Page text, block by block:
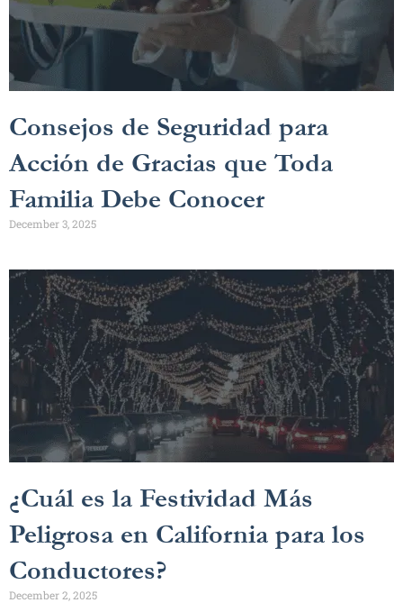
Consejos de Seguridad para
Acción de Gracias que Toda
Familia Debe Conocer
December 3, 2025
¿Cuál es la Festividad Más
Peligrosa en California para los
Conductores?
December 2, 2025